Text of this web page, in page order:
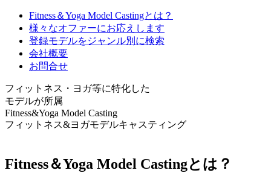
Fitness＆Yoga Model Castingとは？
様々なオファーにお応えします
登録モデルをジャンル別に検索
会社概要
お問合せ
フィットネス・ヨガ等に特化した
モデルが所属
Fitness&Yoga Model Casting
フィットネス&ヨガモデルキャスティング
Fitness＆Yoga Model Castingとは？